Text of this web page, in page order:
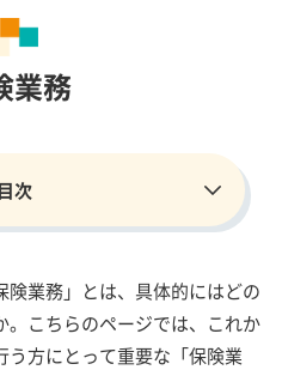
業務
業務」とは、具体的にはどの
。こちらのページでは、これか
う方にとって重要な「保険業